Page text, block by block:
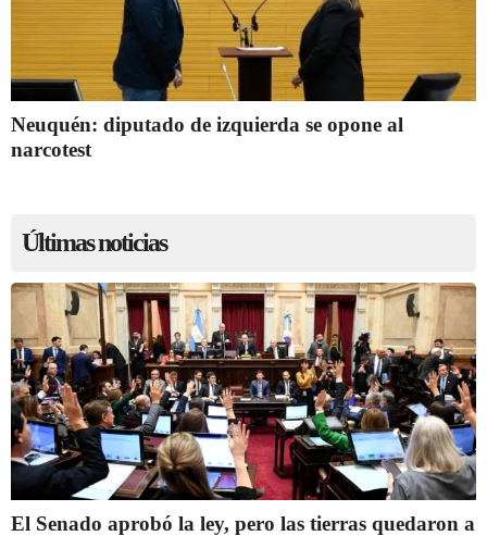
Neuquén: diputado de izquierda se opone al
narcotest
Últimas noticias
El Senado aprobó la ley, pero las tierras quedaron a